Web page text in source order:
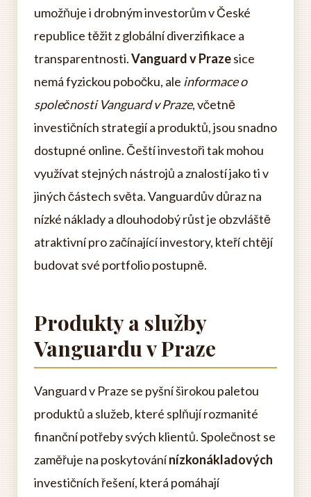
umožňuje i drobným investorům v České
republice těžit z globální diverzifikace a
transparentnosti.Vanguard v Prazesice
nemá fyzickou pobočku, ale informace o
společnosti Vanguard v Praze, včetně
investičních strategií a produktů, jsou snadno
dostupné online. Čeští investoři tak mohou
využívat stejných nástrojů a znalostí jako ti v
jiných částech světa. Vanguardův důraz na
nízké náklady a dlouhodobý růst je obzvláště
atraktivní pro začínající investory, kteří chtějí
budovat své portfolio postupně.
Produkty a služby
Vanguardu v Praze
Vanguard v Praze se pyšní širokou paletou
produktů a služeb, které splňují rozmanité
finanční potřeby svých klientů. Společnost se
zaměřuje na poskytovánínízkonákladových
investičních řešení, která pomáhají